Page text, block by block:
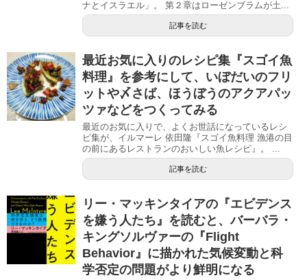
ナとイスラエル」。 第２章はローゼンブラムが土...
記事を読む
最近お気に入りのレシピ集『スゴイ魚
料理』を参考にして、いぼだいのフリ
ットや〆さば、ほうぼうのアクアパッ
ツァなどをつくってみる
最近のお気に入りで、よくお世話になっているレシ
ピ集が、イルマーレ 依田隆『スゴイ魚料理 漁港の目
の前にあるレストランのおいしい魚レシピ』。 ...
記事を読む
リー・マッキンタイアの『エビデンス
を嫌う人たち』を読むと、バーバラ・
キングソルヴァーの『Flight
Behavior』に描かれた気候変動と科
学否定の問題がより鮮明になる